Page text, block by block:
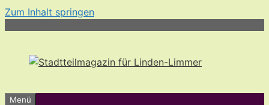
Zum Inhalt springen
Menü